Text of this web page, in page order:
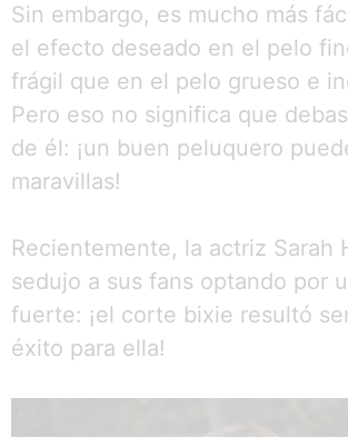
Sin embargo, es mucho más
el efecto deseado en el pelo
frágil que en el pelo grueso e
Pero eso no significa que
de él: ¡un buen peluquero
maravillas!
Recientemente, la actriz Sarah
sedujo a sus fans optando por
fuerte: ¡el corte bixie resultó
éxito para ella!